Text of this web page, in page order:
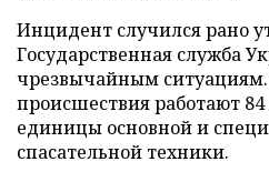
Инцидент случился рано
Государственная служба
чрезвычайным
происшествия работают 84
единицы основной и
спасательной техники.